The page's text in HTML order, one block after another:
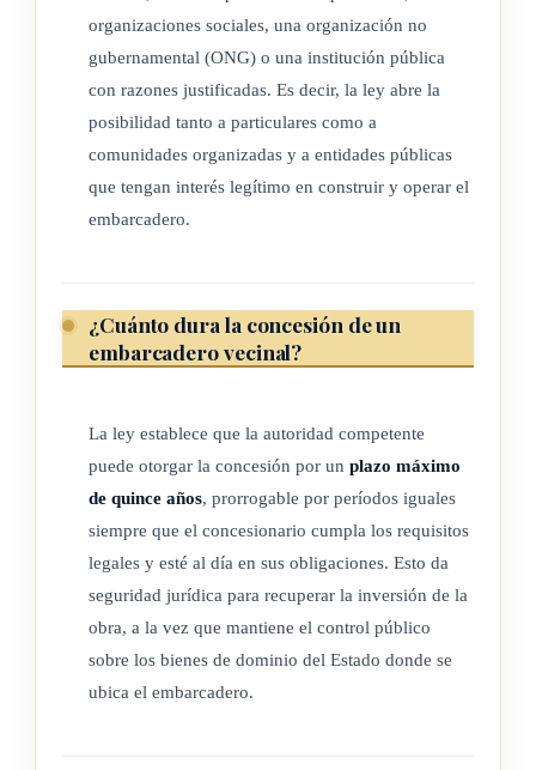
pública con razones justificadas, que tengan intereses de
construir y administrar un embarcadero vecinal.
e) Ribera fluvial: las riberas fluviales son zonas adyacentes
al cauce del río, influenciadas funcional y
estructuralmente por este.
f) Zona urbana litoral: circunscripción territorial que se
ubique en un litoral y que corresponda al concepto de
previa declaratoria de la autoridad competente. Solamente
podrán ser declaradas zonas urbanas litorales aquellas
una alta concentración urbana en el litoral, antes de la
entrada en vigencia de esta ley.
La zona urbana litoral podrá incluir las áreas de naturaleza
demanial comprendidas en los doscientos metros contiguos a
la pleamar ordinaria y los terrenos aledaños a estas,
indistintamente de que se trate de bienes de naturaleza
privada.
Las áreas afectas al Régimen de Patrimonio Nacional, que
organizaciones sociales, una organización no
gubernamental (ONG) o una institución pública
con razones justificadas. Es decir, la ley abre la
posibilidad tanto a particulares como a
comunidades organizadas y a entidades públicas
que tengan interés legítimo en construir y operar el
embarcadero.
¿Cuánto dura la concesión de un
embarcadero vecinal?
La ley establece que la autoridad competente
puede otorgar la concesión por un plazo máximo
de quince años, prorrogable por períodos iguales
siempre que el concesionario cumpla los requisitos
legales y esté al día en sus obligaciones. Esto da
seguridad jurídica para recuperar la inversión de la
obra, a la vez que mantiene el control público
sobre los bienes de dominio del Estado donde se
ubica el embarcadero.